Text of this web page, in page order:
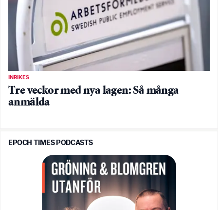
INRIKES
Tre veckor med nya lagen: Så många
anmälda
EPOCH TIMES PODCASTS